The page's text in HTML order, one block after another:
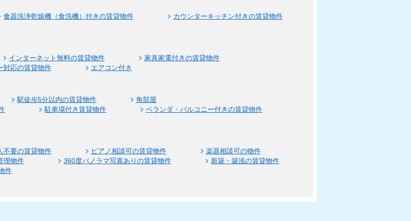
食器洗浄乾燥機（食洗機）付きの賃貸物件
カウンターキッチン付きの賃貸物件
インターネット無料の賃貸物件
家具家電付きの賃貸物件
対応の賃貸物件 エアコン付き
駅徒歩5分以内の賃貸物件
角部屋
駐車場付き賃貸物件
ベランダ・バルコニー付きの賃貸物件
不要の賃貸物件 ピアノ相談可の賃貸物件
楽器相談可の物件
理物件 360度パノラマ写真ありの賃貸物件
新築・築浅の賃貸物件
件